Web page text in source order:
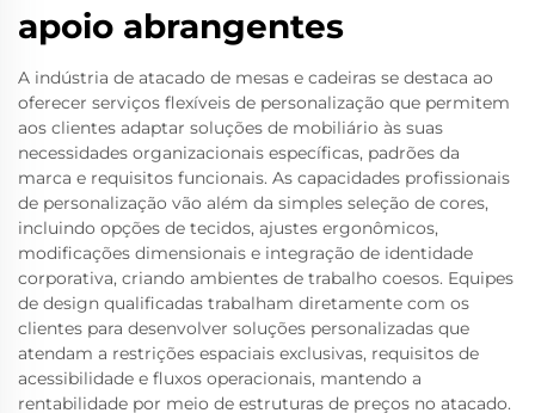
apoio abrangentes
A indústria de atacado de mesas e cadeiras se destaca ao
oferecer serviços flexíveis de personalização que permitem
aos clientes adaptar soluções de mobiliário às suas
necessidades organizacionais específicas, padrões da
marca e requisitos funcionais. As capacidades profissionais
de personalização vão além da simples seleção de cores,
incluindo opções de tecidos, ajustes ergonômicos,
modificações dimensionais e integração de identidade
corporativa, criando ambientes de trabalho coesos. Equipes
de design qualificadas trabalham diretamente com os
clientes para desenvolver soluções personalizadas que
atendam a restrições espaciais exclusivas, requisitos de
acessibilidade e fluxos operacionais, mantendo a
rentabilidade por meio de estruturas de preços no atacado.